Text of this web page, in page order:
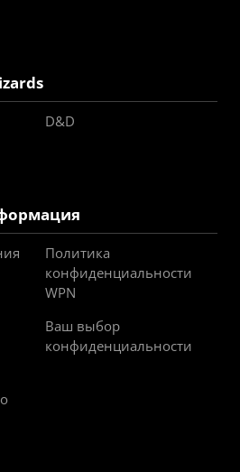
D&D
Политика
конфиденциальности
WPN
Ваш выбор
конфиденциальности